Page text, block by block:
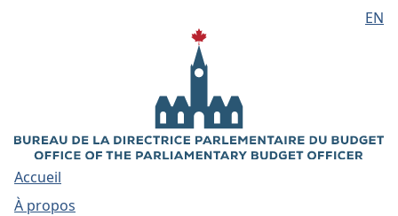
Aller au contenu principal
EN
Accueil
À propos